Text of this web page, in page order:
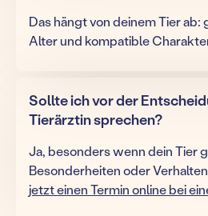
Das hängt von deinem Tier
Alter und kompatible
Sollte ich vor der
Tierärztin sprechen?
Ja, besonders wenn dein Tier
Besonderheiten oder
jetzt einen Termin online bei